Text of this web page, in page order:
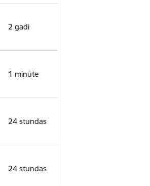
2 gadi
1 minūte
24 stundas
24 stundas